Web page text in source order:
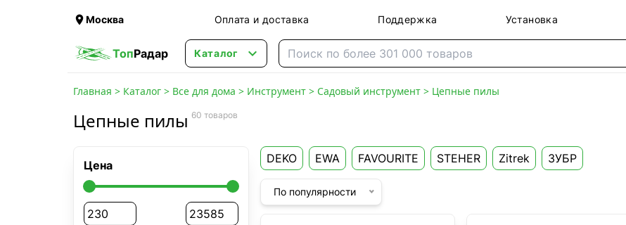
Москва Оплата и доставка Поддержка Установка
ТопРадар Каталог 
Главная > Каталог > Все для дома > Инструмент > Садовый инструмент > Цепные пилы
Цепные пилы 60 товаров
Цена DEKO EWA FAVOURITE STEHER Zitrek ЗУБР
По популярности